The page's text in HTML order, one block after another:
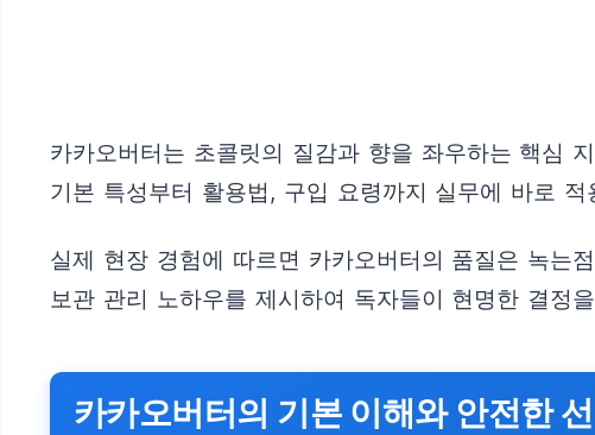
카카오버터는 초콜릿의 질감과 향을 좌우하는 핵심
기본 특성부터 활용법, 구입 요령까지 실무에 바로
실제 현장 경험에 따르면 카카오버터의 품질은 녹는
보관 관리 노하우를 제시하여 독자들이 현명한 결정
카카오버터의 기본 이해와 안전한